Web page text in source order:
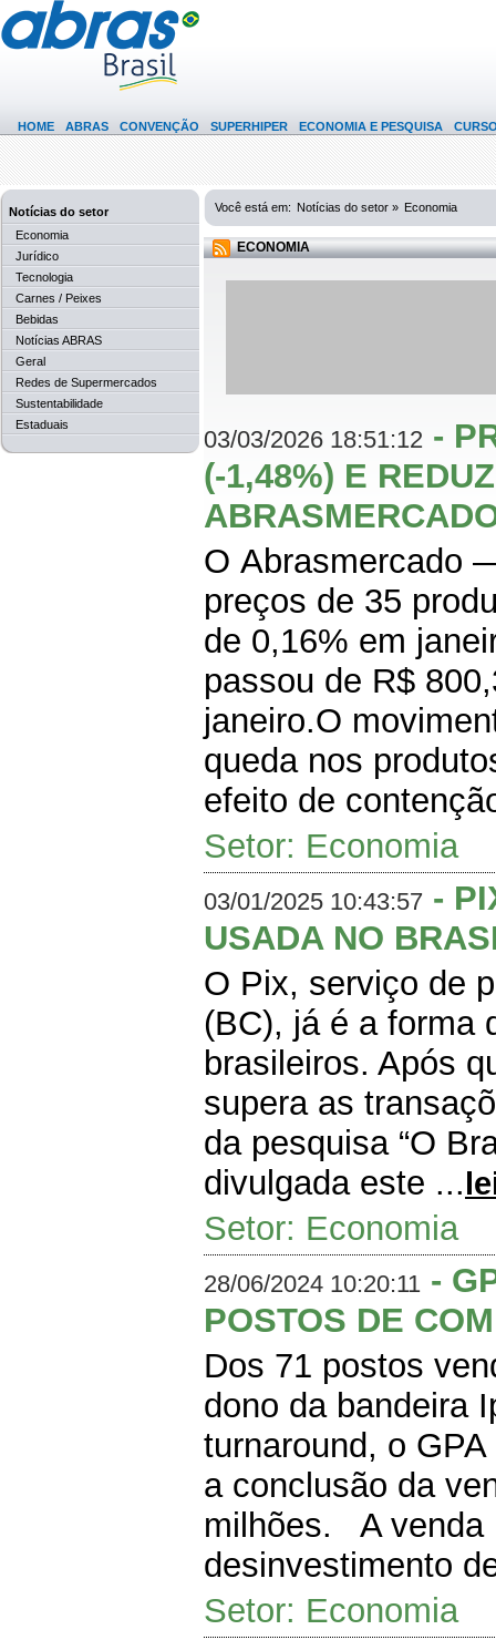
HOME ABRAS CONVENÇÃO SUPERHIPER ECONOMIA E PESQUISA
Notícias do setor
Economia
Jurídico
Tecnologia
Carnes / Peixes
Bebidas
Notícias ABRAS
Geral
Redes de Supermercados
Sustentabilidade
Estaduais
Você está em: Notícias do setor » Economia
ECONOMIA
03/03/2026 18:51:12 -
(-1,48%) E
O Abrasmercado
preços de 35
de 0,16% em
passou de R$
janeiro.O
queda nos
efeito de
Setor: Economia
03/01/2025 10:43:57 -
USADA NO
O Pix, serviço de
(BC), já é a forma
brasileiros. Após
supera as
da pesquisa “O
divulgada este ...
Setor: Economia
28/06/2024 10:20:11 -
POSTOS DE
Dos 71 postos
dono da
turnaround, o
a conclusão da
milhões. A venda
desinvestimento
Setor: Economia